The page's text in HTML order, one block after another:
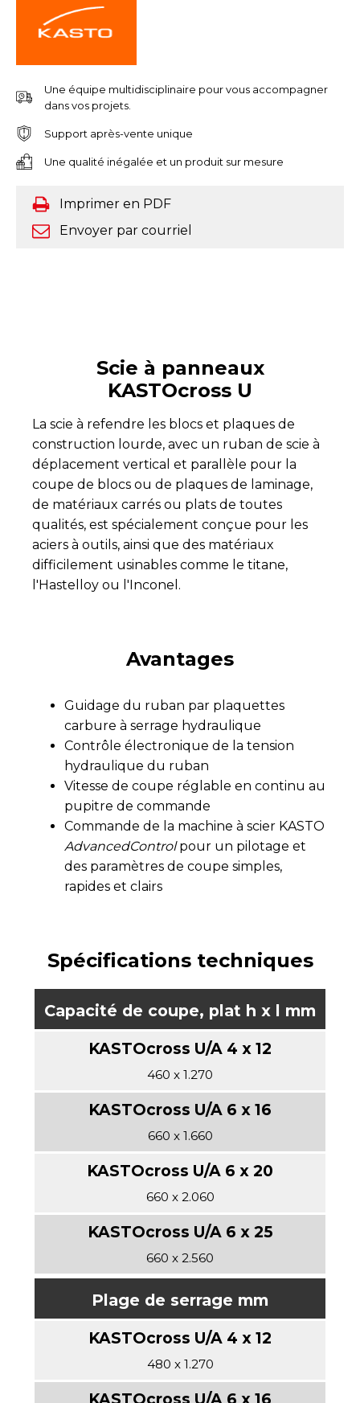
Une équipe multidisciplinaire pour vous accompagner
dans vos projets.
Support après-vente unique
Une qualité inégalée et un produit sur mesure
Imprimer en PDF
Envoyer par courriel
Scie à panneaux
KASTOcross U
La scie à refendre les blocs et plaques de
construction lourde, avec un ruban de scie à
déplacement vertical et parallèle pour la
coupe de blocs ou de plaques de laminage,
de matériaux carrés ou plats de toutes
qualités, est spécialement conçue pour les
aciers à outils, ainsi que des matériaux
difficilement usinables comme le titane,
l'Hastelloy ou l'Inconel.
Avantages
Guidage du ruban par plaquettes
carbure à serrage hydraulique
Contrôle électronique de la tension
hydraulique du ruban
Vitesse de coupe réglable en continu au
pupitre de commande
Commande de la machine à scier KASTO
AdvancedControlpour un pilotage et
des paramètres de coupe simples,
rapides et clairs
Spécifications techniques
Capacité de coupe, plat h x l mm
460 x 1.270
660 x 1.660
660 x 2.060
660 x 2.560
Plage de serrage mm
480 x 1.270